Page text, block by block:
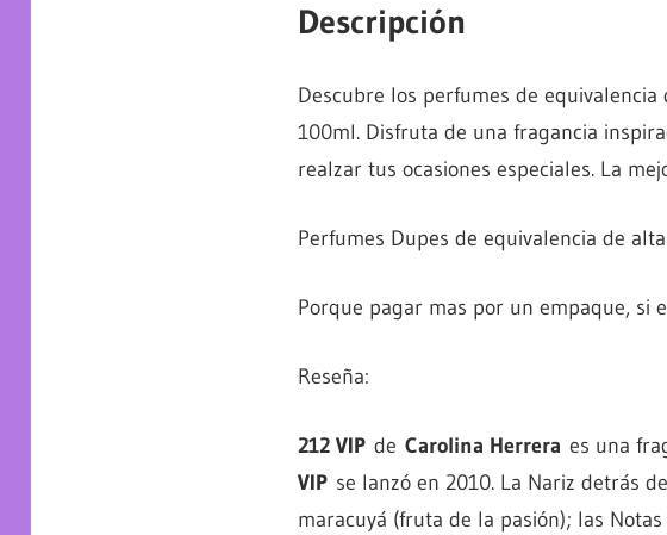
Descripción
Descubre los perfumes de
100ml. Disfruta de una fragancia
realzar tus ocasiones especiales. La
Perfumes Dupes de equivalencia de
Porque pagar mas por un empaque, si
Reseña:
212 VIPde Carolina Herrera es una
VIPse lanzó en 2010. La Nariz detrás
maracuyá (fruta de la pasión); las